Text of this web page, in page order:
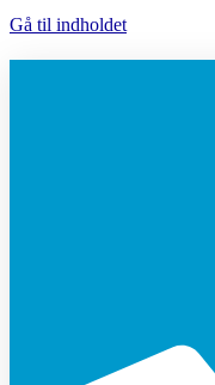
Gå til indholdet